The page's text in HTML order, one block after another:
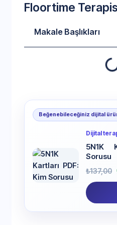
Floortime
Makale Başlıkları
Beğenebileceğiniz dijital
Dijital
5N1K
Sorusu
₺137,00